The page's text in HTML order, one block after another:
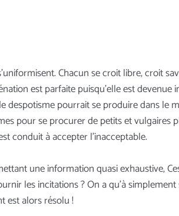
Chacun se croit libre, croit
est parfaite puisqu'elle est devenue
despotisme pourrait se produire dans le
pour se procurer de petits et vulgaires
conduit à accepter l’inacceptable.
une information quasi exhaustive,
les incitations ? On a qu’à
est alors résolu !